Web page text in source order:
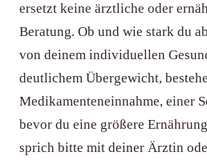
ersetzt keine ärztliche oder
Beratung. Ob und wie stark du
von deinem individuellen
deutlichem Übergewicht,
Medikamenteneinnahme, einer
bevor du eine größere
sprich bitte mit deiner Ärztin